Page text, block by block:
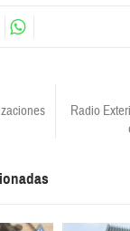
Radio